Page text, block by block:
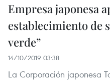
Empresa japonesa
establecimiento de
verde”
14/10/2019 03:38
La Corporación japonesa